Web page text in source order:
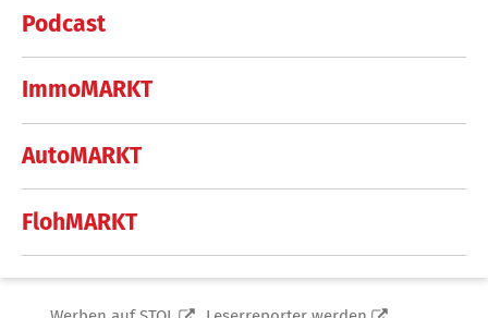
Podcast
ImmoMARKT
AutoMARKT
FlohMARKT